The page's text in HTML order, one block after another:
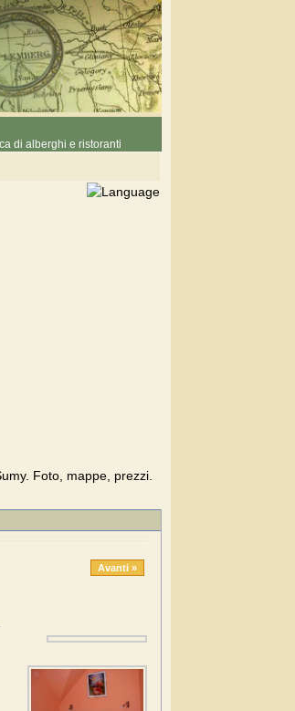
di alberghi e ristoranti
Foto, mappe, prezzi.
Avanti »